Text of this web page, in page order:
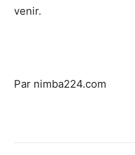
venir.
Par nimba224.com